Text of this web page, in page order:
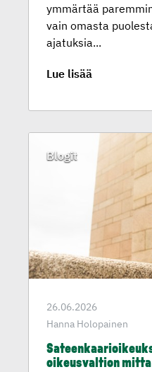
ymmärtää
vain omasta
ajatuksia...
Lue lisää
26.06.2026
Hanna Holopainen
oikeusval­tion mitta
Blogit